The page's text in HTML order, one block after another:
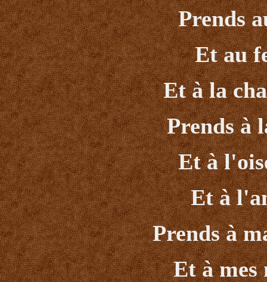
Prends
Et au
Et à la
Prends à
Et à
Et à
Prends à
Et à mes